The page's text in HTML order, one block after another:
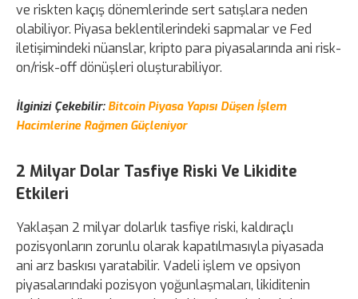
ve riskten kaçış dönemlerinde sert satışlara neden
olabiliyor. Piyasa beklentilerindeki sapmalar ve Fed
iletişimindeki nüanslar, kripto para piyasalarında ani risk-
on/risk-off dönüşleri oluşturabiliyor.
İlginizi Çekebilir: Bitcoin Piyasa Yapısı Düşen İşlem
Hacimlerine Rağmen Güçleniyor
2 Milyar Dolar Tasfiye Riski Ve Likidite
Etkileri
Yaklaşan 2 milyar dolarlık tasfiye riski, kaldıraçlı
pozisyonların zorunlu olarak kapatılmasıyla piyasada
ani arz baskısı yaratabilir. Vadeli işlem ve opsiyon
piyasalarındaki pozisyon yoğunlaşmaları, likiditenin